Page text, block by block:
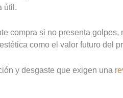
útil.
compra si no presenta golpes,
como el valor futuro del
y desgaste que exigen una